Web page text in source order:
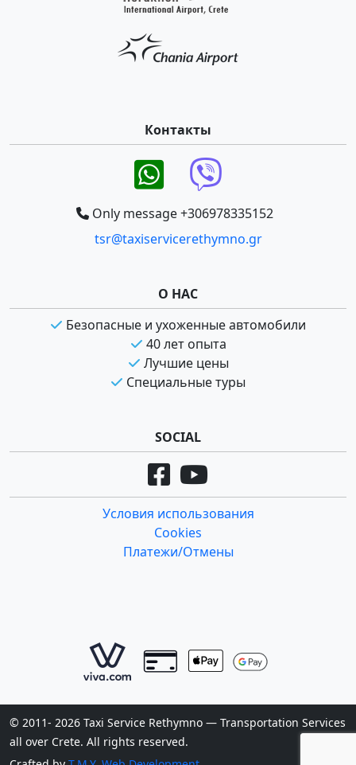
Контакты
Only message +306978335152
tsr@taxiservicerethymno.gr
О НАС
Безопасные и ухоженные автомобили
40 лет опыта
Лучшие цены
Специальные туры
SOCIAL
Условия использования
Cookies
Платежи/Отмены
© 2011- 2026 Taxi Service Rethymno — Transportation Services
all over Crete. All rights reserved.